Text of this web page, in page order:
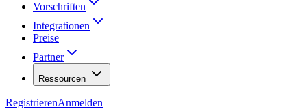
Vorschriften
Integrationen
Preise
Partner
Ressourcen
RegistrierenAnmelden